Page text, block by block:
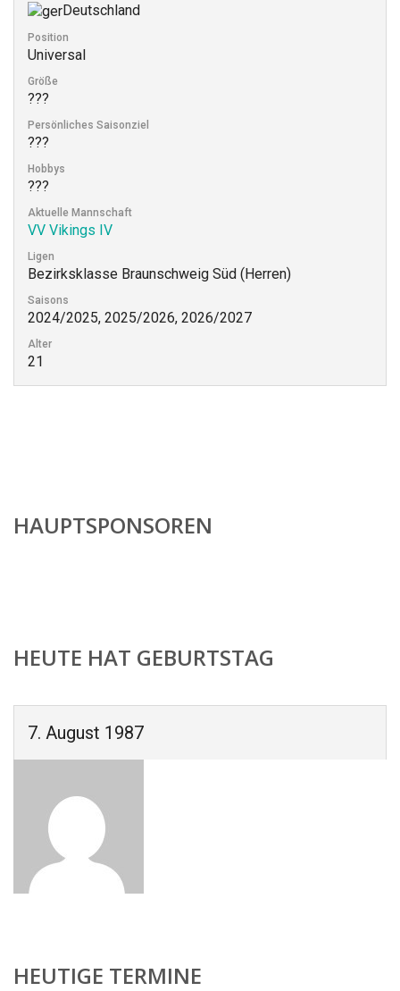
Deutschland
Position
Universal
Größe
???
Persönliches Saisonziel
???
Hobbys
???
Aktuelle Mannschaft
VV Vikings IV
Ligen
Bezirksklasse Braunschweig Süd (Herren)
Saisons
2024/2025, 2025/2026, 2026/2027
Alter
21
HAUPTSPONSOREN
HEUTE HAT GEBURTSTAG
7. August 1987
HEUTIGE TERMINE